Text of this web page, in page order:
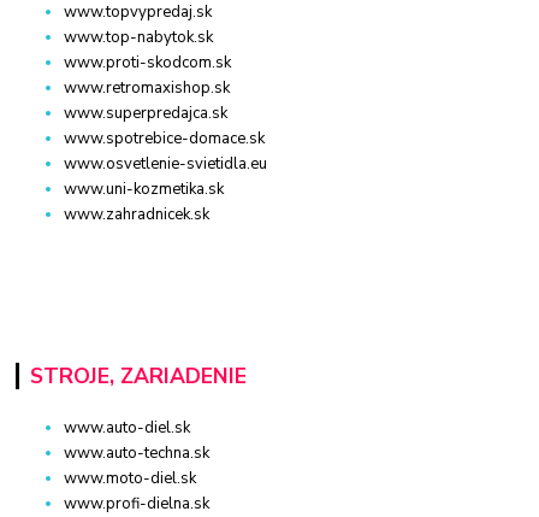
www.topvypredaj.sk
www.top-nabytok.sk
www.proti-skodcom.sk
www.retromaxishop.sk
www.superpredajca.sk
www.spotrebice-domace.sk
www.osvetlenie-svietidla.eu
www.uni-kozmetika.sk
www.zahradnicek.sk
STROJE, ZARIADENIE
www.auto-diel.sk
www.auto-techna.sk
www.moto-diel.sk
www.profi-dielna.sk